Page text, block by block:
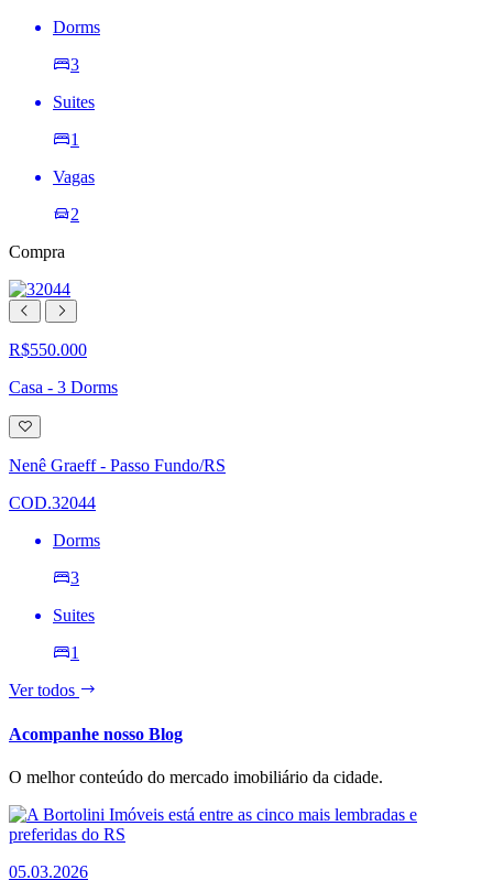
Dorms
3
Suites
1
Vagas
2
Compra
R$550.000
Casa - 3 Dorms
Adicionar
à
lista
de
Nenê Graeff - Passo Fundo/RS
COD.32044
Dorms
3
Suites
1
Ver todos
Acompanhe nosso Blog
O melhor conteúdo do mercado imobiliário da cidade.
05.03.2026